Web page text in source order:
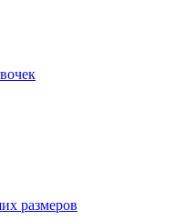
размеров